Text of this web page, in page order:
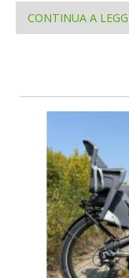
CONTINUA A